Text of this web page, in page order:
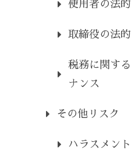
使用者の法
取締役の法
税務に関す
ナンス
その他リスク
ハラスメント